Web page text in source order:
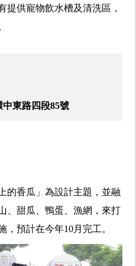
提供寵物飲水槽及清洗區，
東路四段85號
的香瓜」為設計主題，並融
、甜瓜、鴨蛋、漁網，來打
預計在今年10月完工。